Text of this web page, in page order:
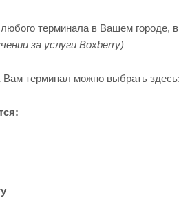
терминала в Вашем городе,
за услуги Boxberry)
терминал можно выбрать здесь: